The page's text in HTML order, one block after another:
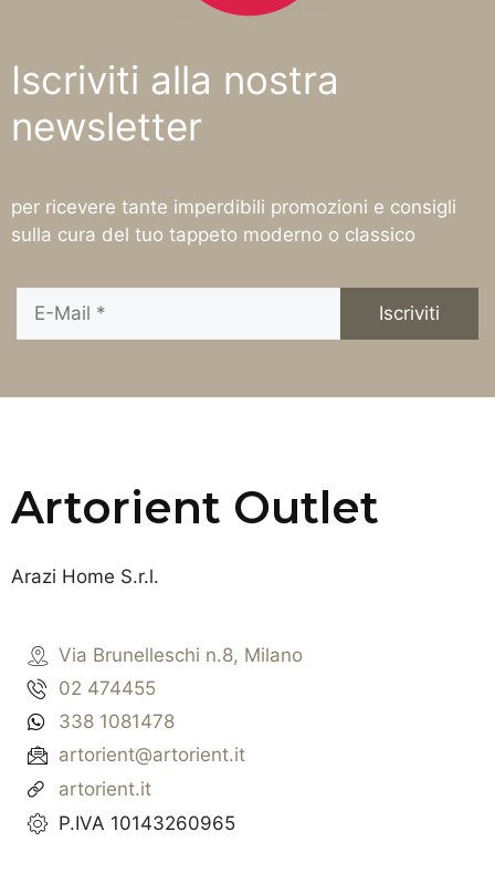
Iscriviti alla nostra
newsletter
per ricevere tante imperdibili promozioni e consigli
sulla cura del tuo tappeto moderno o classico
Artorient Outlet
Arazi Home S.r.l.
Via Brunelleschi n.8, Milano
02 474455
338 1081478
artorient@artorient.it
artorient.it
P.IVA 10143260965